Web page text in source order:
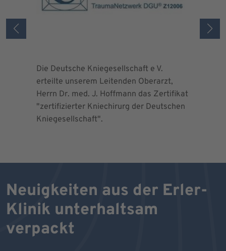
Die Deutsche Kniegesellschaft e V.
erteilte unserem Leitenden Oberarzt,
Herrn Dr. med. J. Hoffmann das Zertifikat
"zertifizierter Kniechirurg der Deutschen
Kniegesellschaft".
Neuigkeiten aus der Erler-
Klinik unterhaltsam
verpackt